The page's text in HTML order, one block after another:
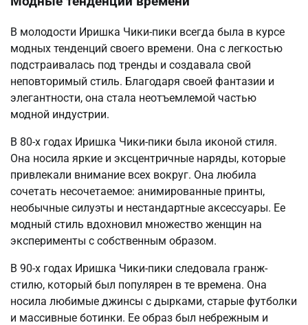
В молодости Иришка Чики-пики всегда была в курсе
модных тенденций своего времени. Она с легкостью
подстраивалась под тренды и создавала свой
неповторимый стиль. Благодаря своей фантазии и
элегантности, она стала неотъемлемой частью
модной индустрии.
В 80-х годах Иришка Чики-пики была иконой стиля.
Она носила яркие и эксцентричные наряды, которые
привлекали внимание всех вокруг. Она любила
сочетать несочетаемое: анимированные принты,
необычные силуэты и нестандартные аксессуары. Ее
модный стиль вдохновил множество женщин на
эксперименты с собственным образом.
В 90-х годах Иришка Чики-пики следовала гранж-
стилю, который был популярен в те времена. Она
носила любимые джинсы с дырками, старые футболки
и массивные ботинки. Ее образ был небрежным и